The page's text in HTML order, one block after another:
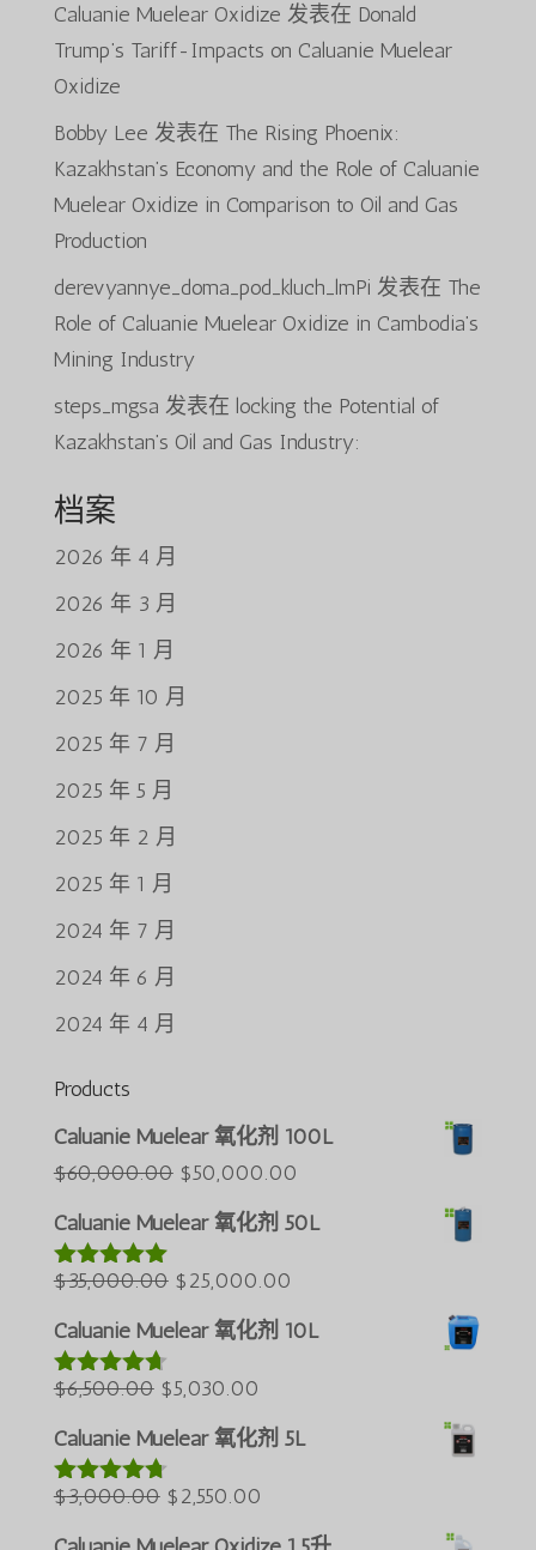
Caluanie Muelear Oxidize 发表在 Donald
Trump’s Tariff-Impacts on Caluanie Muelear
Oxidize
Bobby Lee 发表在 The Rising Phoenix:
Kazakhstan’s Economy and the Role of Caluanie
Muelear Oxidize in Comparison to Oil and Gas
Production
derevyannye_doma_pod_kluch_lmPi 发表在 The
Role of Caluanie Muelear Oxidize in Cambodia’s
Mining Industry
steps_mgsa 发表在 locking the Potential of
Kazakhstan’s Oil and Gas Industry:
档案
2026 年 4 月
2026 年 3 月
2026 年 1 月
2025 年 10 月
2025 年 7 月
2025 年 5 月
2025 年 2 月
2025 年 1 月
2024 年 7 月
2024 年 6 月
2024 年 4 月
Products
Caluanie Muelear 氧化剂 100L
$60,000.00 原
价
$60,000.00。
$50,000.00
Caluanie Muelear 氧化剂 50L
评分5.00
$35,000.00 原
价
$35,000.00。
$25,000.00
Caluanie Muelear 氧化剂 10L
评分4.60
$6,500.00 原
价
为：
$6,500.00。
$5,030.00
前
格
为：
Caluanie Muelear 氧化剂 5L
评分4.64
$3,000.00 原
价
$2,550.00
한국어
Bahasa Melayu
Português do Brasil